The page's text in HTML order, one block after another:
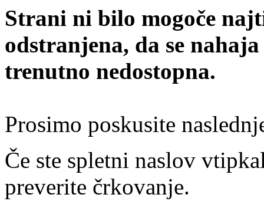
Strani ni bilo mogoče
odstranjena, da se
trenutno nedostopna.
Prosimo poskusite
Če ste spletni naslov
preverite črkovanje.